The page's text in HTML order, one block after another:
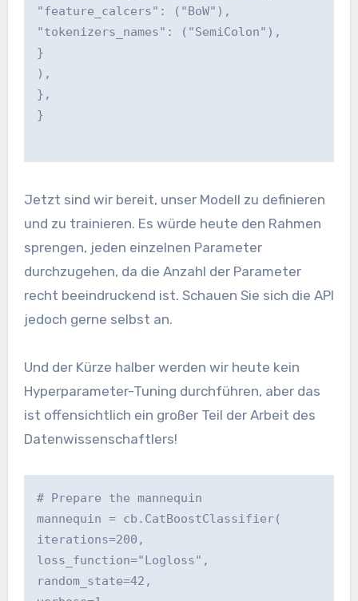
"feature_calcers": ("BoW"),
"tokenizers_names": ("SemiColon"),
}
),
},
}
Jetzt sind wir bereit, unser Modell zu definieren
und zu trainieren. Es würde heute den Rahmen
sprengen, jeden einzelnen Parameter
durchzugehen, da die Anzahl der Parameter
recht beeindruckend ist. Schauen Sie sich die API
jedoch gerne selbst an.
Und der Kürze halber werden wir heute kein
Hyperparameter-Tuning durchführen, aber das
ist offensichtlich ein großer Teil der Arbeit des
Datenwissenschaftlers!
# Prepare the mannequin
mannequin = cb.CatBoostClassifier(
iterations=200,
loss_function="Logloss",
random_state=42,